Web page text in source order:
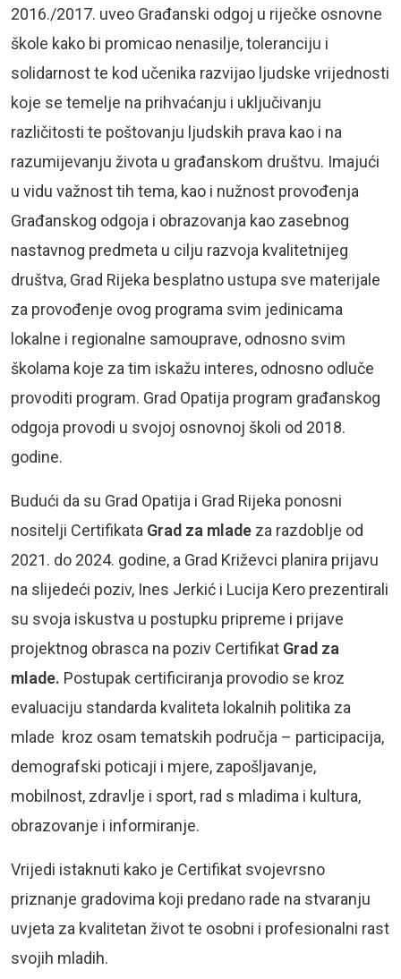
2016./2017. uveo Građanski odgoj u riječke osnovne
škole kako bi promicao nenasilje, toleranciju i
solidarnost te kod učenika razvijao ljudske vrijednosti
koje se temelje na prihvaćanju i uključivanju
različitosti te poštovanju ljudskih prava kao i na
razumijevanju života u građanskom društvu. Imajući
u vidu važnost tih tema, kao i nužnost provođenja
Građanskog odgoja i obrazovanja kao zasebnog
nastavnog predmeta u cilju razvoja kvalitetnijeg
društva, Grad Rijeka besplatno ustupa sve materijale
za provođenje ovog programa svim jedinicama
lokalne i regionalne samouprave, odnosno svim
školama koje za tim iskažu interes, odnosno odluče
provoditi program. Grad Opatija program građanskog
odgoja provodi u svojoj osnovnoj školi od 2018.
godine.
Budući da su Grad Opatija i Grad Rijeka ponosni
nositelji Certifikata Grad za mlade za razdoblje od
2021. do 2024. godine, a Grad Križevci planira prijavu
na slijedeći poziv, Ines Jerkić i Lucija Kero prezentirali
su svoja iskustva u postupku pripreme i prijave
projektnog obrasca na poziv Certifikat Grad za
mlade. Postupak certificiranja provodio se kroz
evaluaciju standarda kvaliteta lokalnih politika za
mlade kroz osam tematskih područja – participacija,
demografski poticaji i mjere, zapošljavanje,
mobilnost, zdravlje i sport, rad s mladima i kultura,
obrazovanje i informiranje.
Vrijedi istaknuti kako je Certifikat svojevrsno
priznanje gradovima koji predano rade na stvaranju
uvjeta za kvalitetan život te osobni i profesionalni rast
svojih mladih.